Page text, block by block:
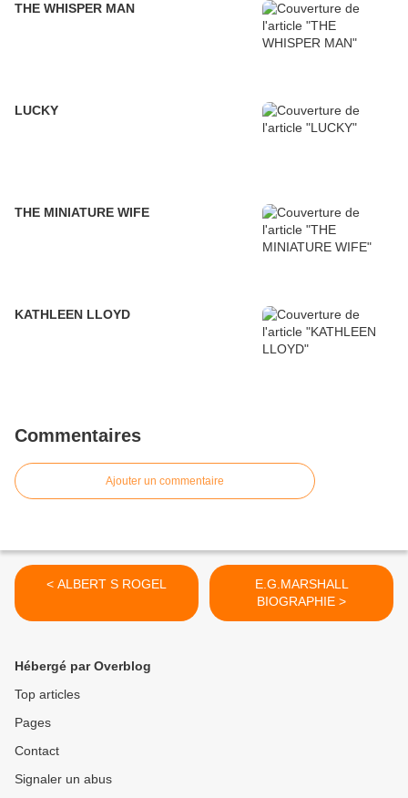
THE WHISPER MAN
LUCKY
THE MINIATURE WIFE
KATHLEEN LLOYD
Commentaires
Ajouter un commentaire
< ALBERT S ROGEL
E.G.MARSHALL
BIOGRAPHIE >
Hébergé par Overblog
Top articles
Pages
Contact
Signaler un abus